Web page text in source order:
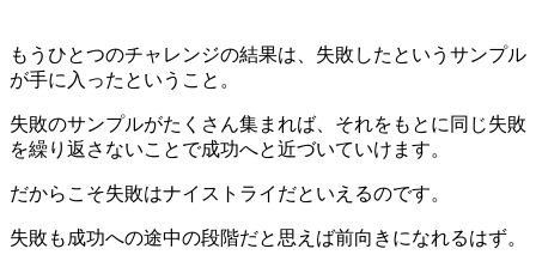
もうひとつのチャレンジの結果は、失敗したというサンプル
が手に入ったということ。
失敗のサンプルがたくさん集まれば、それをもとに同じ失敗
を繰り返さないことで成功へと近づいていけます。
だからこそ失敗はナイストライだといえるのです。
失敗も成功への途中の段階だと思えば前向きになれるはず。